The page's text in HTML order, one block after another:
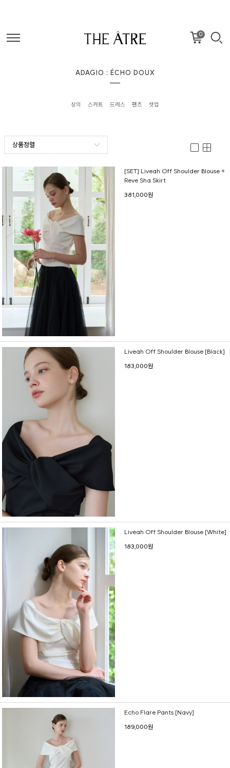
0
ADAGIO : ÉCHO DOUX
상의 스커트 드레스 팬츠 셋업
상품정렬
[SET] Liveah Off Shoulder Blouse +
Reve Sha Skirt
381,000원
Liveah Off Shoulder Blouse [Black]
183,000원
Liveah Off Shoulder Blouse [White]
183,000원
Echo Flare Pants [Navy]
189,000원